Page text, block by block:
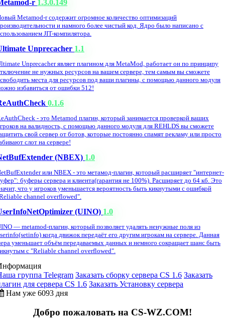
r 1.3.0.149
Metamod-r содержит огромное количество оптимизаций
и намного более чистый код. Ядро было написано с
JIT-компилятора.
Unprecacher 1.1
Unprecacher являет плагином для MetaMod, работает он по принципу
не нужных ресурсов на вашем сервере, тем самым вы сможете
места для ресурсов под ваши плагины, с помощью данного модуля
избавиться от ошибки 512!
0.1.6
- это Metamod плагин, который занимается проверкой ваших
на валидность, с помощью данного модуля для REHLDS вы сможете
свой сервер от ботов, которые постоянно спамят рекламу или просто
слот на сервере!
(NBEX) 1.0
или NBEX - это метамод-плагин, который расширяет "интернет-
буферы сервера и клиента(гарантия не 100%). Расширяет до 64 кб. Это
что у игроков уменьшается вероятность быть кикнутыми с ошибкой
channel overflowed".
(UINO) 1.0
— metamod-плагин, который позволяет удалять ненужные поля из
когда движок передаёт его другим игрокам на сервере. Данная
уменьшает объём передаваемых данных и немного сокращает шанс быть
с "Reliable channel overflowed".
группа Telegram Заказать сборку сервера CS 1.6 Заказать
для сервера CS 1.6 Заказать Установку сервера
Нам уже 6093 дня
Добро пожаловать на CS-WZ.COM!